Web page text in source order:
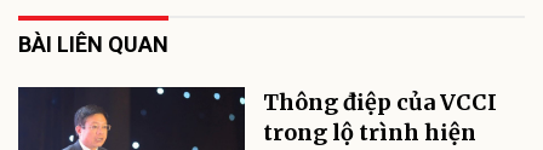
BÀI LIÊN QUAN
Thông điệp của VCCI
trong lộ trình hiện